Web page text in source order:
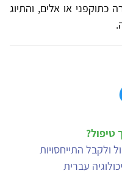
או אלים, והתיוג
ולקבל התייחסויות
עברית